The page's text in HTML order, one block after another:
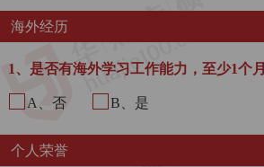
海外经历
1、是否有海外学习工作能力，至少1个月
A、否 B、是
个人荣誉